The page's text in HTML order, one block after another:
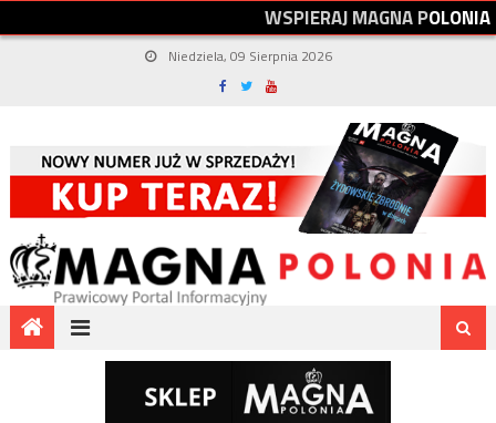
WSPIERAJMAGNAPOLONIA
Niedziela, 09 Sierpnia 2026